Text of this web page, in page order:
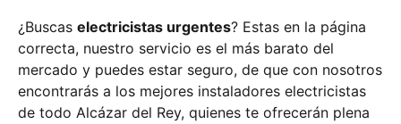
¿Buscas electricistas urgentes? Estas en la página
correcta, nuestro servicio es el más barato del
mercado y puedes estar seguro, de que con nosotros
encontrarás a los mejores instaladores electricistas
de todo Alcázar del Rey, quienes te ofrecerán plena